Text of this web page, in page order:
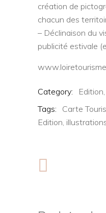
création de
chacun des
– Déclinaison du
publicité estivale
Category: Edition,
Tags:
Carte
Edition,